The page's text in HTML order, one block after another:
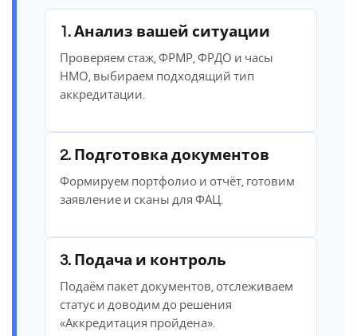
1. Анализ вашей ситуации
Проверяем стаж, ФРМР, ФРДО и часы
НМО, выбираем подходящий тип
аккредитации.
2. Подготовка документов
Формируем портфолио и отчёт, готовим
заявление и сканы для ФАЦ.
3. Подача и контроль
Подаём пакет документов, отслеживаем
статус и доводим до решения
«Аккредитация пройдена».